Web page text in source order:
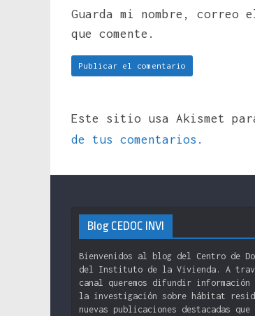
Guarda mi nombre, correo
que comente.
Este sitio usa Akismet
de tus comentarios.
Blog CEDOC INVI
Bienvenidos al blog del Centro de
del Instituto de la Vivienda. A
canal queremos difundir información
la investigación sobre hábitat
nuevas publicaciones destacadas que